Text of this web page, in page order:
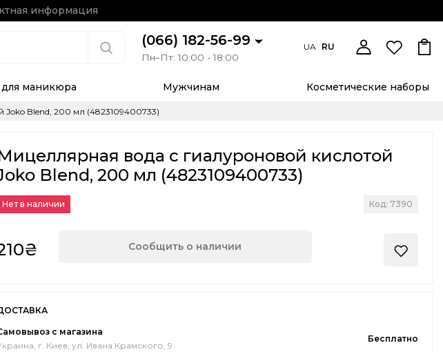
информация
(066) 182-56-99
Пн–Пт: 10:00 - 18:00
UA RU
маникюра Мужчинам Косметические наборы
Blend, 200 мл (4823109400733)
вода с гиалуроновой кислотой
Blend, 200 мл (4823109400733)
Нет в наличии Код: 7390
Сообщить о наличии
с магазина
г. Киев, ул. Ивана Крамского, 9
Бесплатно